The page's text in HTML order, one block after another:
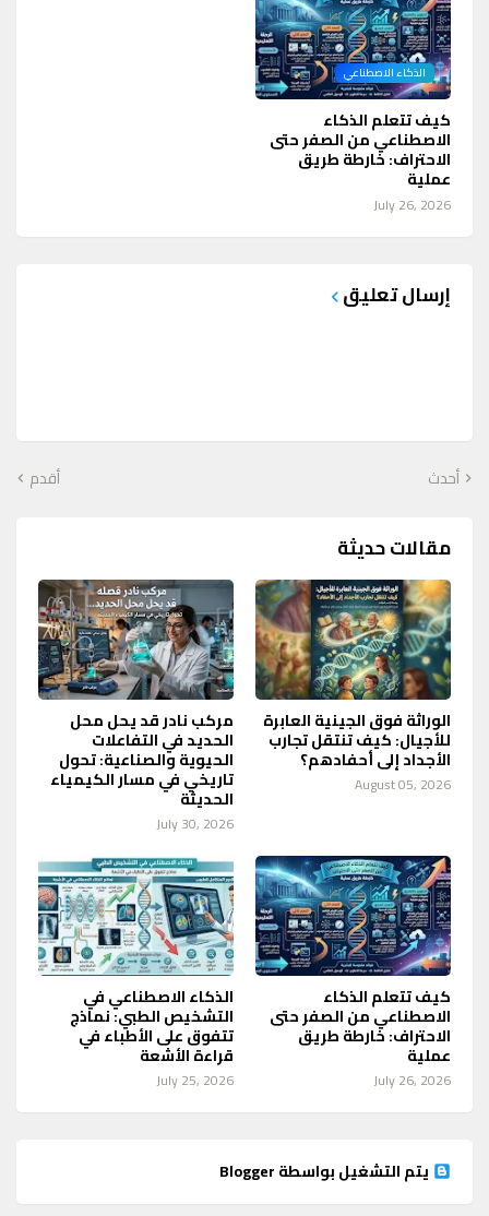
الذكاء الاصطناعي
كيف تتعلم الذكاء
الاصطناعي من الصفر حتى
الاحتراف: خارطة طريق
عملية
July 26, 2026
إرسال تعليق
أحدث أقدم
مقالات حديثة
الوراثة فوق الجينية العابرة
للأجيال: كيف تنتقل تجارب
الأجداد إلى أحفادهم؟
August 05, 2026
مركب نادر قد يحل محل
الحديد في التفاعلات
الحيوية والصناعية: تحول
تاريخي في مسار الكيمياء
الحديثة
July 30, 2026
كيف تتعلم الذكاء
الاصطناعي من الصفر حتى
الاحتراف: خارطة طريق
عملية
July 26, 2026
الذكاء الاصطناعي في
التشخيص الطبي: نماذج
تتفوق على الأطباء في
قراءة الأشعة
July 25, 2026
‏يتم التشغيل بواسطة Blogger